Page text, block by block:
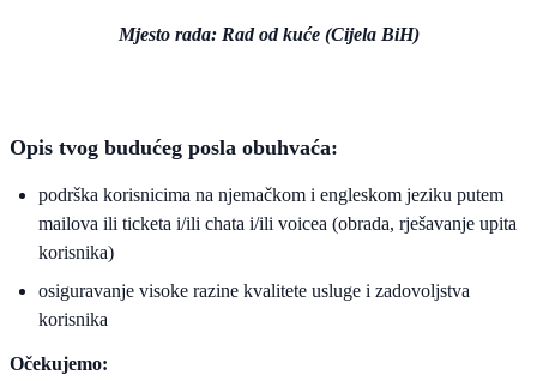
Mjesto rada: Rad od kuće (Cijela BiH)
Opis tvog budućeg posla obuhvaća:
podrška korisnicima na njemačkom i engleskom jeziku putem
mailova ili ticketa i/ili chata i/ili voicea (obrada, rješavanje upita
korisnika)
osiguravanje visoke razine kvalitete usluge i zadovoljstva
korisnika
Očekujemo: